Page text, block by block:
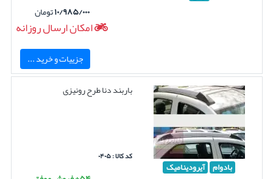
۱۰/۹۸۵/۰۰۰تومان
امکان ارسال روزانه
جزییات و خرید ...
بادوام آیرودینامیک
باربند دنا طرح رونیزی
کد کالا : ۰۴۰۵